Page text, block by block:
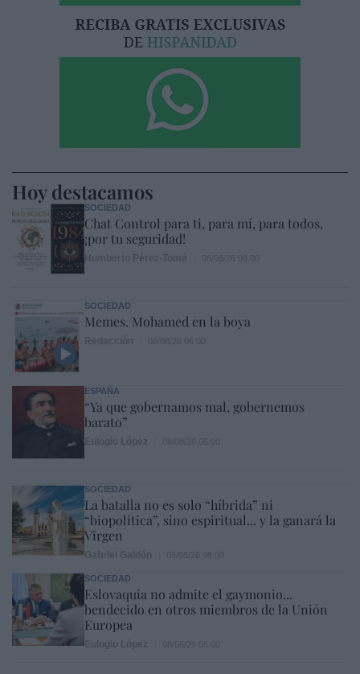
Hoy destacamos
SOCIEDAD
Chat Control para ti, para mí, para todos,
¡por tu seguridad!
SOCIEDAD
Memes. Mohamed en la boya
ESPAÑA
“Ya que gobernamos mal, gobernemos
barato”
SOCIEDAD
La batalla no es solo “híbrida” ni
“biopolítica”, sino espiritual... y la ganará la
Virgen
SOCIEDAD
Eslovaquia no admite el gaymonio...
bendecido en otros miembros de la Unión
Europea